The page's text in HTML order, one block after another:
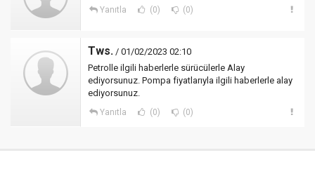
Yanıtla (0) (0)
Tws. / 01/02/2023 02:10
Petrolle ilgili haberlerle sürücülerle Alay
ediyorsunuz. Pompa fiyatlarıyla ilgili haberlerle alay
ediyorsunuz.
Yanıtla (0) (0)